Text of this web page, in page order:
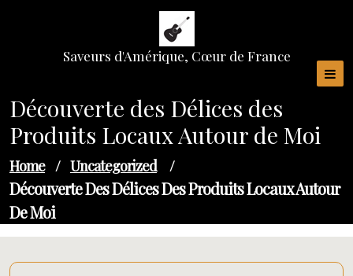
Saveurs d'Amérique, Cœur de France
Découverte des Délices des
Produits Locaux Autour de Moi
Home / Uncategorized /
Découverte Des Délices Des Produits Locaux Autour
De Moi